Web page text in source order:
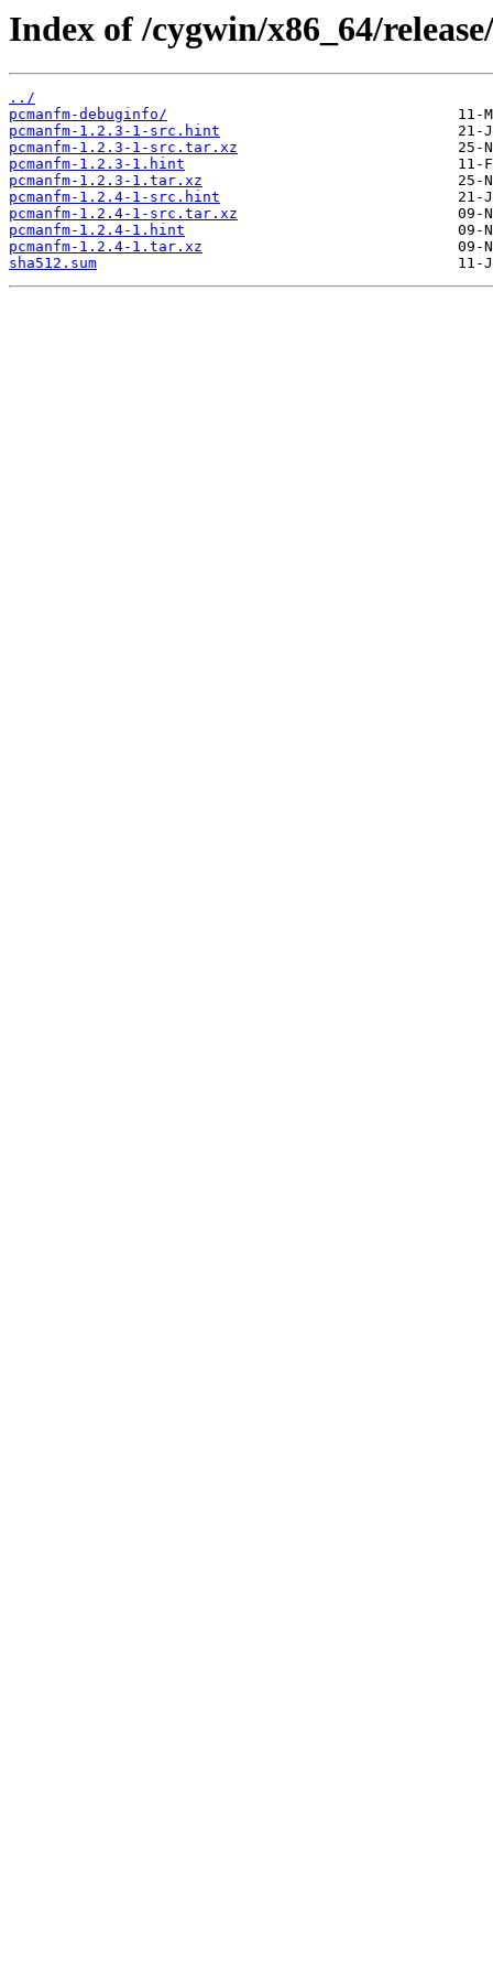
Index of /cygwin/x86_64/
../
pcmanfm-debuginfo/
pcmanfm-1.2.3-1-src.hint
pcmanfm-1.2.3-1-src.tar.xz
pcmanfm-1.2.3-1.hint
pcmanfm-1.2.3-1.tar.xz
pcmanfm-1.2.4-1-src.hint
pcmanfm-1.2.4-1-src.tar.xz
pcmanfm-1.2.4-1.hint
pcmanfm-1.2.4-1.tar.xz
sha512.sum